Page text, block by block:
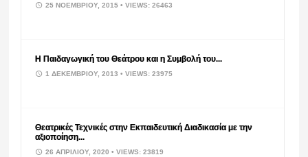
25 ΝΟΕΜΒΡΊΟΥ, 2015• VIEWS: 26463
Η Παιδαγωγική του Θεάτρου και η Συμβολή του...
1 ΔΕΚΕΜΒΡΊΟΥ, 2013• VIEWS: 23975
Θεατρικές Τεχνικές στην Εκπαιδευτική Διαδικασία με την
αξιοποίηση...
26 ΑΠΡΙΛΊΟΥ, 2020• VIEWS: 23819